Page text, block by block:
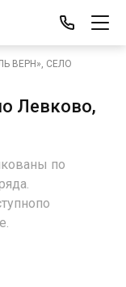
ВЕРН», СЕЛО
Левково,
по